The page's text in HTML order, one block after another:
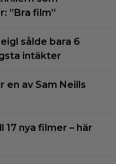
”Bra film”
sålde bara 6
intäkter
en av Sam Neills
17 nya filmer – här